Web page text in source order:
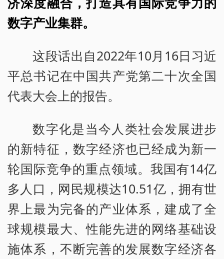
数字产业集群。
这段话出自2022年10月16日习近
平总书记在中国共产党第二十次全国
代表大会上的报告。
数字化是当今人类社会发展进步
的新特征，数字经济也已经成为新一
轮国际竞争的重点领域。我国有14亿
多人口，网民规模达10.51亿，拥有世
界上最为完备的产业体系，建成了全
球规模最大、性能先进的网络基础设
施体系，不断完善的发展数字经济各